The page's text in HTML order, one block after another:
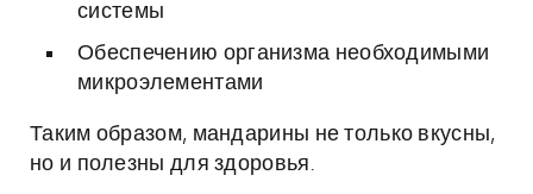
системы
Обеспечению организма необходимыми
микроэлементами
Таким образом, мандарины не только вкусны,
но и полезны для здоровья.